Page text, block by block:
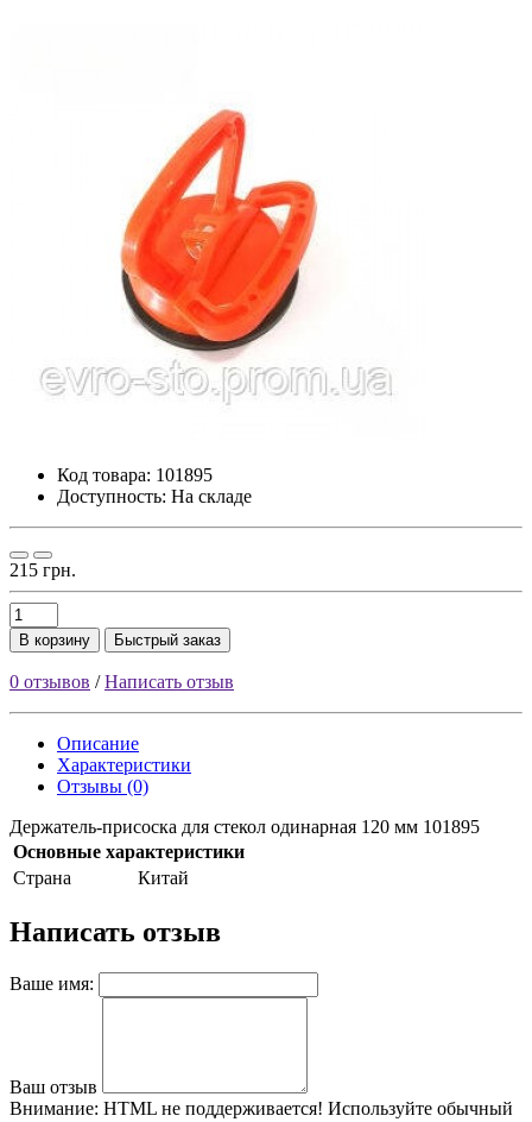
Код товара: 101895
Доступность: На складе
215 грн.
В корзину Быстрый заказ
0 отзывов /Написать отзыв
Описание
Характеристики
Отзывы (0)
Держатель-присоска для стекол одинарная 120 мм 101895
Основные характеристики
Страна
Китай
Написать отзыв
Ваше имя:
Ваш отзыв
Внимание: HTML не поддерживается! Используйте обычный